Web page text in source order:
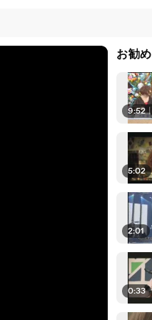
お勧め
9:52 |
5:02
2:01
0:33